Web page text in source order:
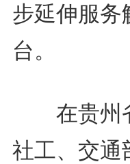
步延伸服务
台。
在贵州省
社工、交通